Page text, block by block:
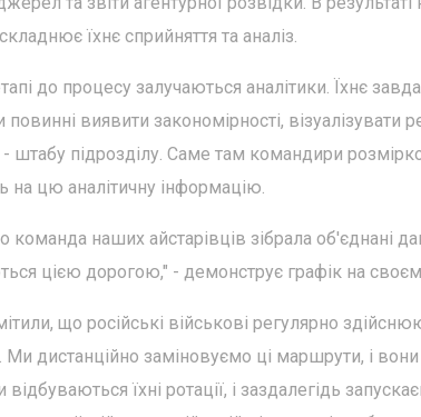
їхнє сприйняття та аналіз.
до процесу залучаються аналітики. Їхнє
виявити закономірності, візуалізувати
штабу підрозділу. Саме там командири
на цю аналітичну інформацію.
наших айстарівців зібрала об'єднані
цією дорогою," - демонструє графік на
що російські військові регулярно
Ми дистанційно заміновуємо ці маршрути, і
відбуваються їхні ротації, і заздалегідь